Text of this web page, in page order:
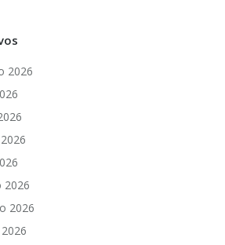
2026
2026
2026